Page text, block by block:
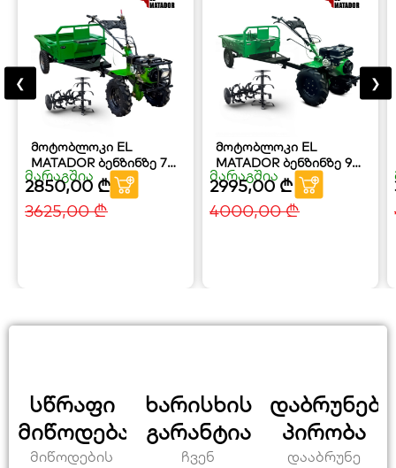
მოტობლოკი EL
MATADOR ბენზინზე 7
ცხ.ძ. + მისაბმელი
მარაგშია
2850,00 ₾
3625,00₾
მოტობლოკი EL
MATADOR ბენზინზე 9
ცხ.ძ. + მისაბმელი
მარაგშია
2995,00₾
4000,00₾
❮ ❯
სწრაფი
მიწოდება
მიწოდების
ხარისხის
გარანტია
ჩვენ
პირობა
დააბრუნე